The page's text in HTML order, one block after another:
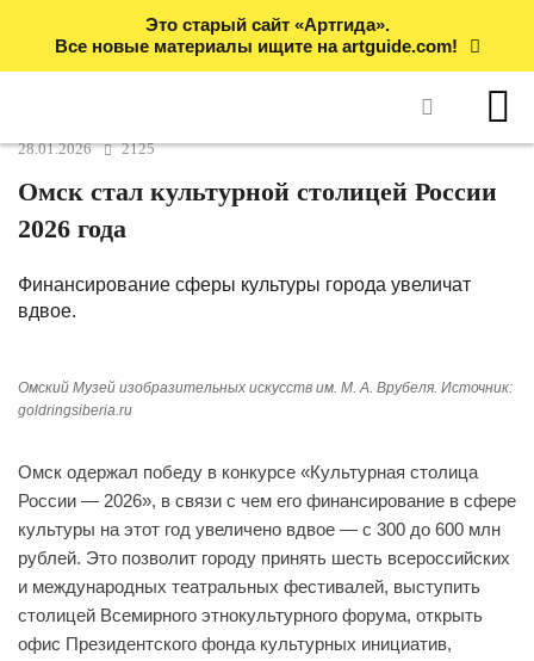
Это старый сайт «Артгида».
Все новые материалы ищите на artguide.com!
28.01.2026 2125
Омск стал культурной столицей России
2026 года
Финансирование сферы культуры города увеличат
вдвое.
Омский Музей изобразительных искусств им. М. А. Врубеля. Источник:
goldringsiberia.ru
Омск одержал победу в конкурсе «Культурная столица
России — 2026», в связи с чем его финансирование в сфере
культуры на этот год увеличено вдвое — с 300 до 600 млн
рублей. Это позволит городу принять шесть всероссийских
и международных театральных фестивалей, выступить
столицей Всемирного этнокультурного форума, открыть
офис Президентского фонда культурных инициатив,